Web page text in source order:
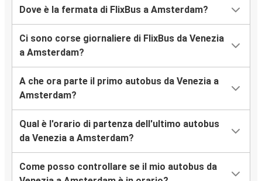
Dove è la fermata di FlixBus a Amsterdam?
Ci sono corse giornaliere di FlixBus da Venezia
a Amsterdam?
A che ora parte il primo autobus da Venezia a
Amsterdam?
Qual è l'orario di partenza dell'ultimo autobus
da Venezia a Amsterdam?
Come posso controllare se il mio autobus da